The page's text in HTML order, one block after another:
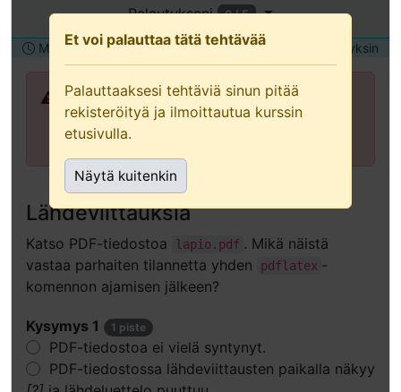
tehtävä
uudessa
välilehdessä
näppäimistön
avustavan
teknologian
käyttäjille)
Et voi palauttaa tätä tehtävää
Palauttaaksesi tehtäviä sinun pitää
rekisteröityä ja ilmoittautua kurssin
etusivulla.
Näytä kuitenkin
Palautukseni 0 / 5
Määräaika torstai 2.7.2026 12:00 Palautetaan yksin
Palauttaaksesi tehtäviä sinun pitää
rekisteröityä ja ilmoittautua kurssin
etusivulla.
Lähdeviittauksia
Katso PDF-tiedostoa lapio.pdf . Mikä näistä
vastaa parhaiten tilannetta yhden
pdflatex -
komennon ajamisen jälkeen?
Kysymys 1 1 piste
PDF-tiedostoa ei vielä syntynyt.
PDF-tiedostossa lähdeviittausten paikalla näkyy